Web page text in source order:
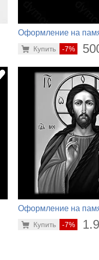
Оформление на
-7%
Купить
Оформление на
-7%
Купить